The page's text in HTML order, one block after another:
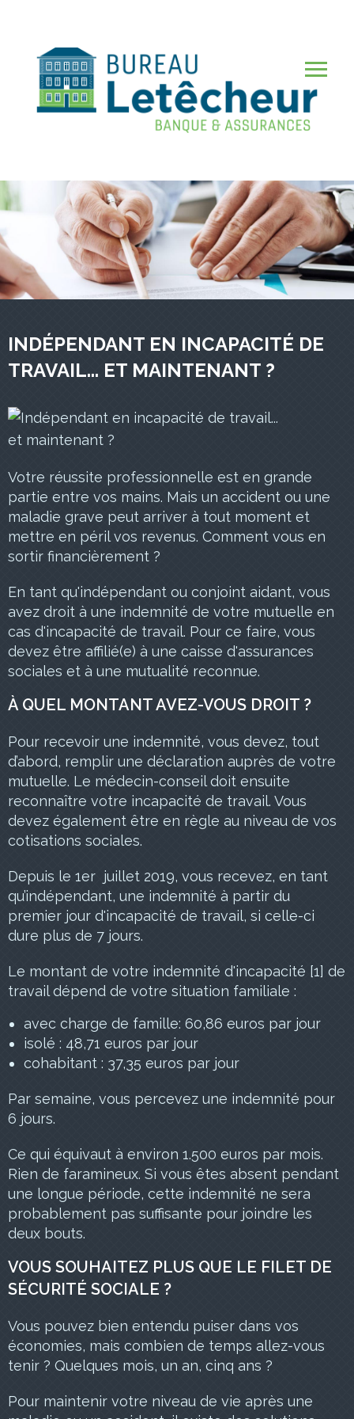
contenu
principal
Votre réussite professionnelle est en grande
partie entre vos mains. Mais un accident ou une
maladie grave peut arriver à tout moment et
mettre en péril vos revenus. Comment vous en
sortir financièrement ?
En tant qu'indépendant ou conjoint aidant, vous
avez droit à une indemnité de votre mutuelle en
cas d'incapacité de travail. Pour ce faire, vous
devez être affilié(e) à une caisse d'assurances
sociales et à une mutualité reconnue.
À QUEL MONTANT AVEZ-VOUS DROIT ?
Pour recevoir une indemnité, vous devez, tout
d’abord, remplir une déclaration auprès de votre
mutuelle. Le médecin-conseil doit ensuite
reconnaître votre incapacité de travail. Vous
devez également être en règle au niveau de vos
cotisations sociales.
Depuis le 1er juillet 2019, vous recevez, en tant
qu’indépendant, une indemnité à partir du
premier jour d'incapacité de travail, si celle-ci
dure plus de 7 jours.
Le montant de votre indemnité d'incapacité [1] de
travail dépend de votre situation familiale :
avec charge de famille: 60,86 euros par jour
isolé : 48,71 euros par jour
cohabitant : 37,35 euros par jour
Par semaine, vous percevez une indemnité pour
6 jours.
Ce qui équivaut à environ 1.500 euros par mois.
Rien de faramineux. Si vous êtes absent pendant
une longue période, cette indemnité ne sera
probablement pas suffisante pour joindre les
deux bouts.
VOUS SOUHAITEZ PLUS QUE LE FILET DE
SÉCURITÉ SOCIALE ?
Vous pouvez bien entendu puiser dans vos
économies, mais combien de temps allez-vous
tenir ? Quelques mois, un an, cinq ans ?
Pour maintenir votre niveau de vie après une
INDÉPENDANT EN INCAPACITÉ DE
TRAVAIL... ET MAINTENANT ?